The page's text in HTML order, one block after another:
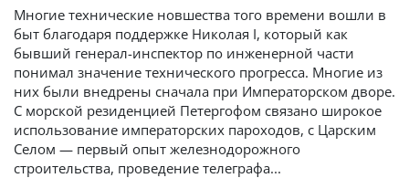
Многие технические новшества того времени вошли в
быт благодаря поддержке Николая I, который как
бывший генерал-инспектор по инженерной части
понимал значение технического прогресса. Многие из
них были внедрены сначала при Императорском дворе.
С морской резиденцией Петергофом связано широкое
использование императорских пароходов, с Царским
Селом — первый опыт железнодорожного
строительства, проведение телеграфа...